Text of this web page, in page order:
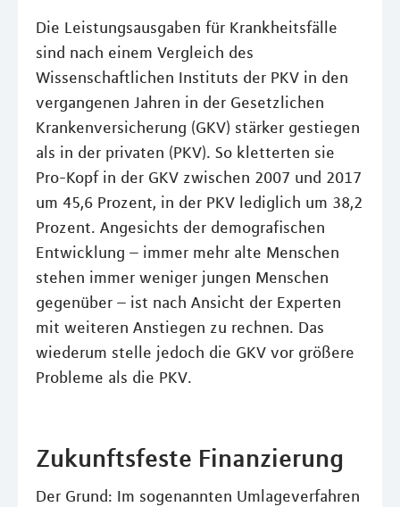
Die Leistungsausgaben für Krankheitsfälle
sind nach einem Vergleich des
Wissenschaftlichen Instituts der PKV in den
vergangenen Jahren in der Gesetzlichen
Krankenversicherung (GKV) stärker gestiegen
als in der privaten (PKV). So kletterten sie
Pro-Kopf in der GKV zwischen 2007 und 2017
um 45,6 Prozent, in der PKV lediglich um 38,2
Prozent. Angesichts der demografischen
Entwicklung – immer mehr alte Menschen
stehen immer weniger jungen Menschen
gegenüber – ist nach Ansicht der Experten
mit weiteren Anstiegen zu rechnen. Das
wiederum stelle jedoch die GKV vor größere
Probleme als die PKV.
Zukunftsfeste Finanzierung
Der Grund: Im sogenannten Umlageverfahren